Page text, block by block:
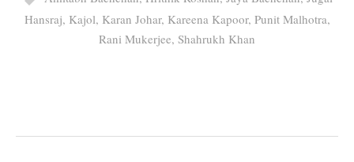
Hansraj, Kajol, Karan Johar, Kareena Kapoor, Punit Malhotra,
Rani Mukerjee, Shahrukh Khan